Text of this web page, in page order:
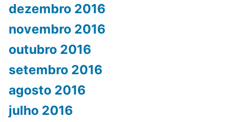
dezembro 2016
novembro 2016
outubro 2016
setembro 2016
agosto 2016
julho 2016